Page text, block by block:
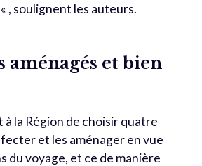
, soulignent les auteurs.
aménagés et bien
la Région de choisir quatre
et les aménager en vue
du voyage, et ce de manière